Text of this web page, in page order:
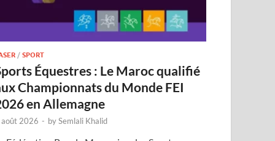
/SPORT
Équestres : Le Maroc qualifié
Championnats du Monde FEI
en Allemagne
2026 - bySemlali Khalid